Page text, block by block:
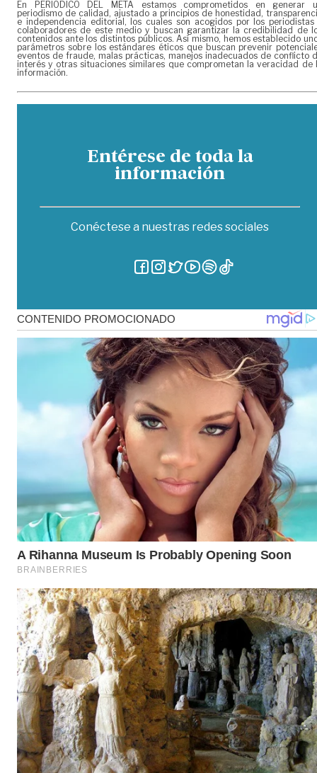
En PERIÓDICO DEL META estamos comprometidos en generar
periodismo de calidad, ajustado a principios de honestidad,
e independencia editorial, los cuales son acogidos por los periodistas
colaboradores de este medio y buscan garantizar la credibilidad de
contenidos ante los distintos públicos. Así mismo, hemos establecido
parámetros sobre los estándares éticos que buscan prevenir
eventos de fraude, malas prácticas, manejos inadecuados de conflicto
interés y otras situaciones similares que comprometan la veracidad de
información.
Entérese de toda la
información
Conéctese a nuestras redes sociales